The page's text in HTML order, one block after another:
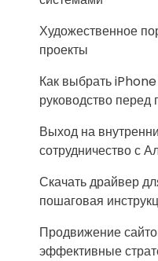
Художественное
проекты
Как выбрать
руководство перед
Выход на
сотрудничество с
Скачать драйвер
пошаговая
Продвижение
эффективные